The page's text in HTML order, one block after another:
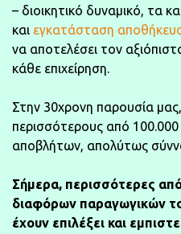
– διοικητικό δυναμικό, τα
και εγκατάσταση
να αποτελέσει τον
κάθε επιχείρηση.
Στην 30χρονη παρουσία μας,
περισσότερους από 100.000
αποβλήτων, απολύτως
Σήμερα, περισσότερες από
διαφόρων παραγωγικών
έχουν επιλέξει και